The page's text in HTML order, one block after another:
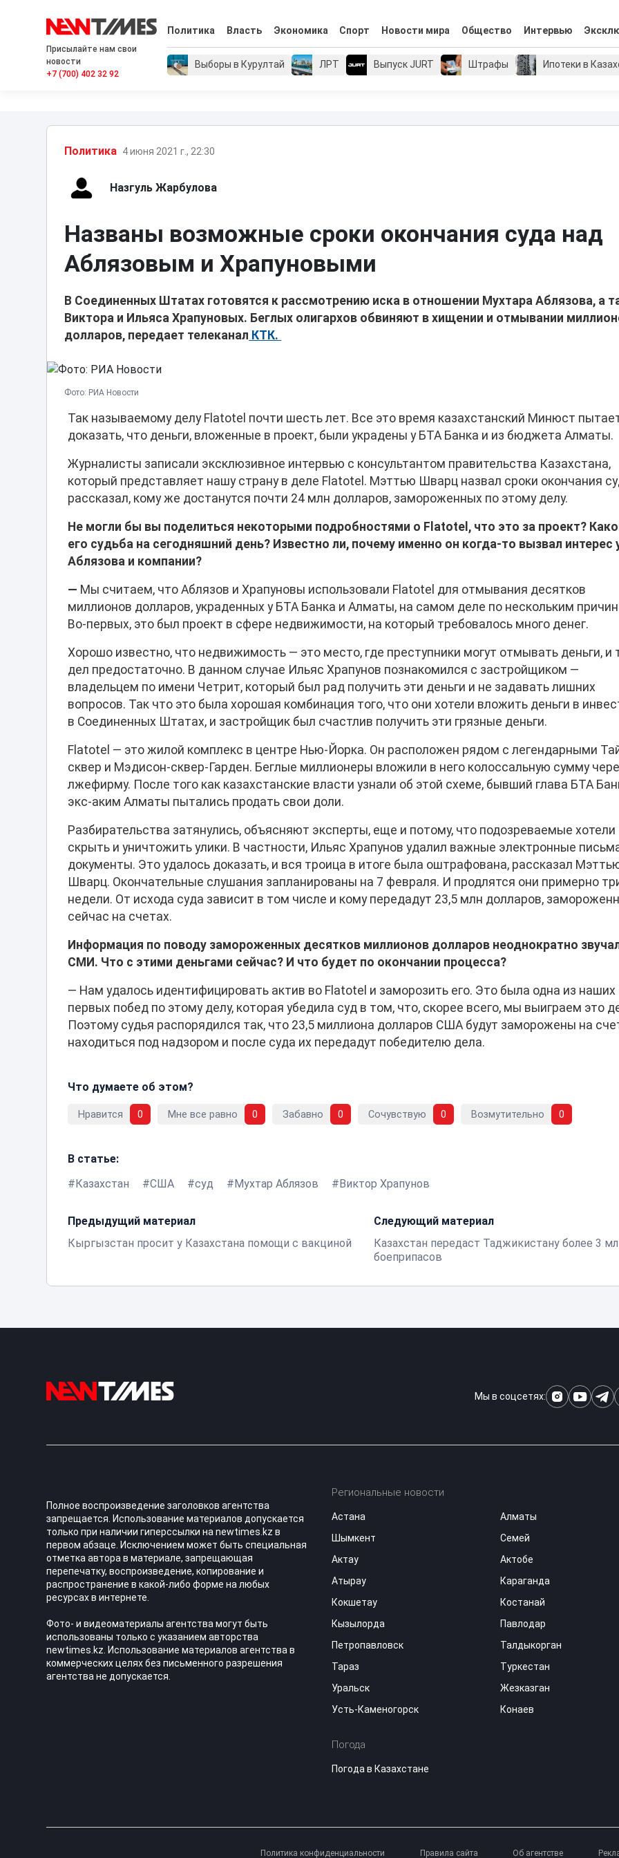
Присылайте нам свои
новости
+7 (700) 402 32 92
Политика Власть Экономика Спорт Новости мира Общество Интервью
Выборы в Курултай ЛРТ Выпуск JURT Штрафы Ипотеки в
Политика 4 июня 2021 г., 22:30
Назгуль Жарбулова
Названы возможные сроки окончания суда над
Аблязовым и Храпуновыми
В Соединенных Штатах готовятся к рассмотрению иска в отношении Мухтара Аблязова, а
Виктора и Ильяса Храпуновых. Беглых олигархов обвиняют в хищении и отмывании
долларов, передает телеканал КТК.
Фото: РИА Новости
Так называемому делу Flatotel почти шесть лет. Все это время казахстанский Минюст
доказать, что деньги, вложенные в проект, были украдены у БТА Банка и из бюджета Алматы.
Журналисты записали эксклюзивное интервью с консультантом правительства Казахстана,
который представляет нашу страну в деле Flatotel. Мэттью Шварц назвал сроки окончания
рассказал, кому же достанутся почти 24 млн долларов, замороженных по этому делу.
Не могли бы вы поделиться некоторыми подробностями о Flatotel, что это за проект?
его судьба на сегодняшний день? Известно ли, почему именно он когда-то вызвал интерес
Аблязова и компании?
— Мы считаем, что Аблязов и Храпуновы использовали Flatotel для отмывания десятков
миллионов долларов, украденных у БТА Банка и Алматы, на самом деле по нескольким
Во-первых, это был проект в сфере недвижимости, на который требовалось много денег.
Хорошо известно, что недвижимость — это место, где преступники могут отмывать деньги, и
дел предостаточно. В данном случае Ильяс Храпунов познакомился с застройщиком —
владельцем по имени Четрит, который был рад получить эти деньги и не задавать лишних
вопросов. Так что это была хорошая комбинация того, что они хотели вложить деньги в
в Соединенных Штатах, и застройщик был счастлив получить эти грязные деньги.
Flatotel — это жилой комплекс в центре Нью-Йорка. Он расположен рядом с легендарными
сквер и Мэдисон-сквер-Гарден. Беглые миллионеры вложили в него колоссальную сумму
лжефирму. После того как казахстанские власти узнали об этой схеме, бывший глава БТА
экс-аким Алматы пытались продать свои доли.
Разбирательства затянулись, объясняют эксперты, еще и потому, что подозреваемые хотели
скрыть и уничтожить улики. В частности, Ильяс Храпунов удалил важные электронные
документы. Это удалось доказать, и вся троица в итоге была оштрафована, рассказал
Шварц. Окончательные слушания запланированы на 7 февраля. И продлятся они примерно
недели. От исхода суда зависит в том числе и кому передадут 23,5 млн долларов,
сейчас на счетах.
Информация по поводу замороженных десятков миллионов долларов неоднократно
СМИ. Что с этими деньгами сейчас? И что будет по окончании процесса?
— Нам удалось идентифицировать актив во Flatotel и заморозить его. Это была одна из наших
первых побед по этому делу, которая убедила суд в том, что, скорее всего, мы выиграем это
Поэтому судья распорядился так, что 23,5 миллиона долларов США будут заморожены на
находиться под надзором и после суда их передадут победителю дела.
Что думаете об этом?
Нравится 0 Мне все равно 0 Забавно 0 Сочувствую 0 Возмутительно 0
В статье:
Казахстан
США суд Мухтар Аблязов Виктор Храпунов
Предыдущий материал
Кыргызстан просит у Казахстана помощи с вакциной
Следующий материал
Казахстан передаст Таджикистану более 3
боеприпасов
Мы в соцсетях:
Полное воспроизведение заголовков агентства
запрещается. Использование материалов допускается
только при наличии гиперссылки на newtimes.kz в
первом абзаце. Исключением может быть специальная
отметка автора в материале, запрещающая
перепечатку, воспроизведение, копирование и
распространение в какой-либо форме на любых
ресурсах в интернете.
Фото- и видеоматериалы агентства могут быть
использованы только с указанием авторства
newtimes.kz. Использование материалов агентства в
коммерческих целях без письменного разрешения
агентства не допускается.
Региональные новости
Астана
Алматы
Шымкент
Семей
Актау
Актобе
Атырау
Караганда
Кокшетау
Костанай
Кызылорда
Павлодар
Петропавловск
Талдыкорган
Тараз
Туркестан
Уральск
Жезказган
Усть-Каменогорск
Конаев
Погода
Погода в Казахстане
Политика конфиденциальности Правила сайта Об агентстве